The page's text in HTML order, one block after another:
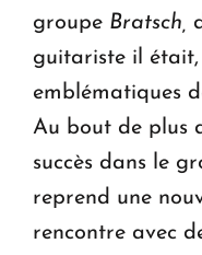
groupe Bratsch,
guitariste il était,
emblématiques
Au bout de plus
succès dans le
reprend une
rencontre avec